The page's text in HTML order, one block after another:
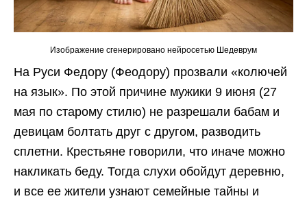
Изображение сгенерировано нейросетью Шедеврум
На Руси Федору (Феодору) прозвали «колючей
на язык». По этой причине мужики 9 июня (27
мая по старому стилю) не разрешали бабам и
девицам болтать друг с другом, разводить
сплетни. Крестьяне говорили, что иначе можно
накликать беду. Тогда слухи обойдут деревню,
и все ее жители узнают семейные тайны и